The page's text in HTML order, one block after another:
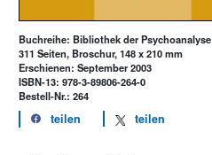
Buchreihe: Bibliothek der Psychoanalyse
311 Seiten, Broschur, 148 x 210 mm
Erschienen: September 2003
ISBN-13: 978-3-89806-264-0
Bestell-Nr.: 264
teilen teilen